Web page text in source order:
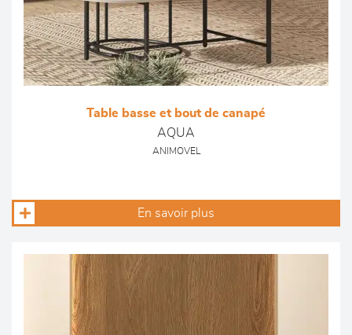
Table basse et bout de canapé
AQUA
ANIMOVEL
En savoir plus